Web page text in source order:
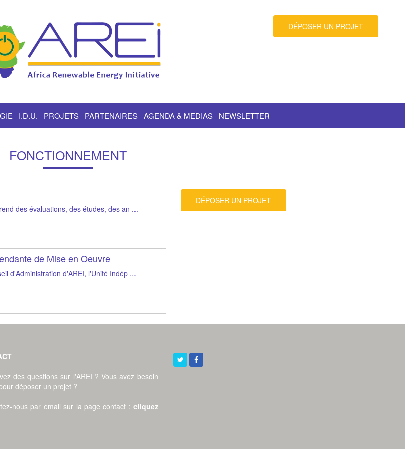
DÉPOSER UN PROJET
I.D.U. PROJETS PARTENAIRES AGENDA & MEDIAS NEWSLETTER
FONCTIONNEMENT
des évaluations, des études, des an ...
de Mise en Oeuvre
d'Administration d'AREI, l'Unité Indép ...
DÉPOSER UN PROJET
des questions sur l'AREI ? Vous avez besoin
déposer un projet ?
nous par email sur la page contact : cliquez